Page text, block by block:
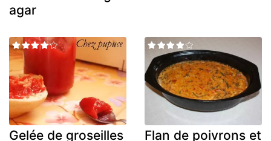
agar
Gelée de groseilles
Flan de poivrons et